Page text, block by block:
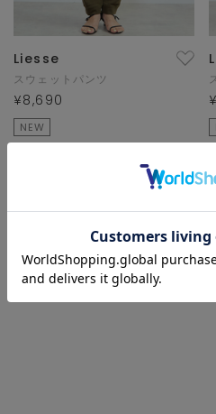
Liesse
スウェットパンツ
¥8,690
NEW
1/1 ページ
1